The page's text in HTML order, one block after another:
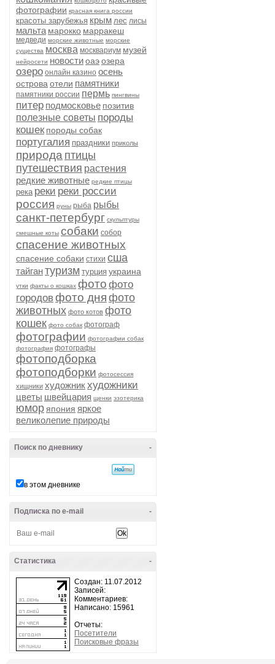
фотографии красная книга россии
красоты зарубежья крым лес лисы
мальта марокко марракеш
медведи морские животные морские
существа москва москвариум музей
нейросети новостиоаэозера
озеро онлайн казино осень
острова отели памятники
памятники россии пермь пингвины
питер подмосковье позитив
полезные советы породы
кошек породы собак
португалия праздники приколы
природа птицы
путешествия растения
редкие животные редкие птицы
река реки реки россии
россия руны рыба рыбы
санкт-петербург скульптуры
смешные коты собаки собор
спасение животных
спасение собаки стихи сша
тайгантуризм турция украина
утки факты о кошках фото фото
городовфото дня фото
животных фото котов фото
кошек фото собак фотограф
фотографии фотографии собак
фотография фотографы
фотоподборка
фотоподборки фотосессия
хищники художникхудожники
цветы швейцария щенки эзотерика
юмор япония яркое
великолепие природы
-
Поиск по дневнику
в этом дневнике
-
Подписка по e-mail
-
Статистика
Создан: 11.07.2012
Записей:
Комментариев:
Написано: 15961
Отчеты:
Посетители
Поисковые фразы